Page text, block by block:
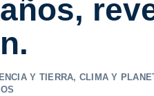
Y TIERRA, CLIMA Y